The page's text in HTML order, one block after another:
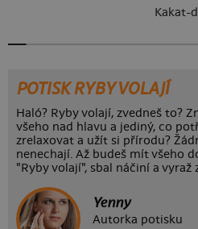
Kakat-
POTISK RYBY VOLAJÍ
Haló? Ryby volají, zvedneš to?
všeho nad hlavu a jediný, co
zrelaxovat a užít si přírodu?
nenechají. Až budeš mít všeho
"Ryby volají", sbal náčiní a vyraž
Yenny
Autorka potisku